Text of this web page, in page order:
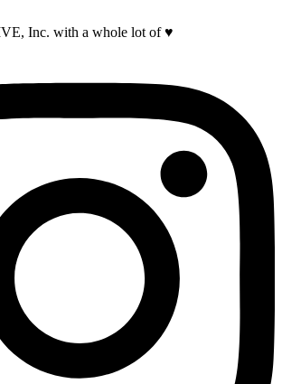
Inc. with a whole lot of ♥